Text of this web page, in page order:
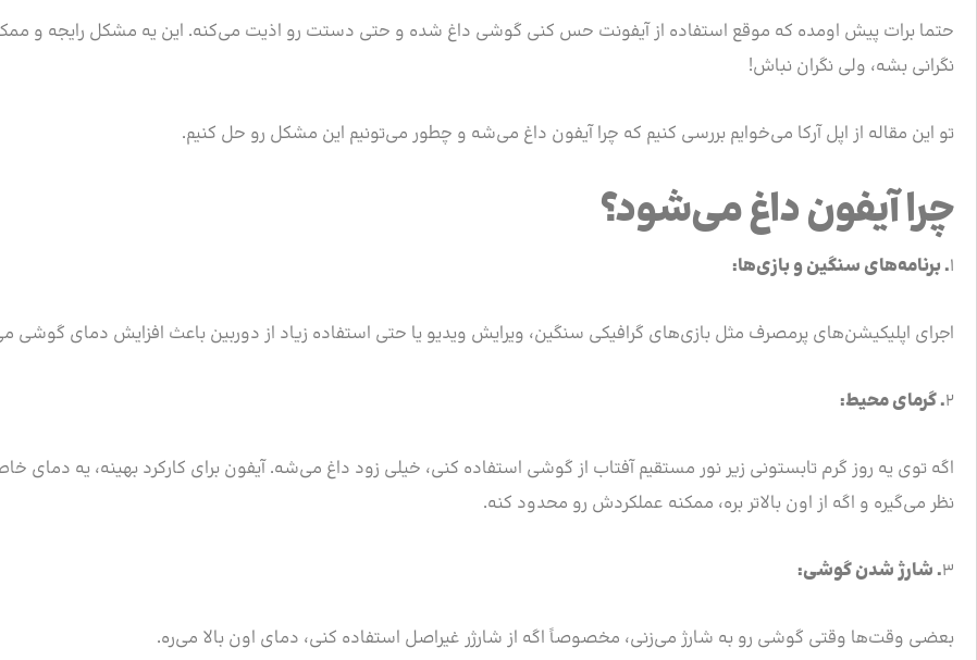
حتما برات پیش اومده که موقع استفاده از آیفونت حس کنی گوشی داغ شده و حتی دستت رو اذیت می‌کنه. این یه مشکل رایجه و
نگرانی بشه، ولی نگران نباش!
تو این مقاله از اپل آرکا می‌خوایم بررسی کنیم که چرا آیفون داغ می‌شه و چطور می‌تونیم این مشکل رو حل کنیم.
چرا آیفون داغ می‌شود؟
۱.برنامه‌های سنگین و بازی‌ها:
اجرای اپلیکیشن‌های پرمصرف مثل بازی‌های گرافیکی سنگین، ویرایش ویدیو یا حتی استفاده زیاد از دوربین باعث افزایش دمای گوشی
۲.گرمای محیط:
اگه توی یه روز گرم تابستونی زیر نور مستقیم آفتاب از گوشی استفاده کنی، خیلی زود داغ می‌شه. آیفون برای کارکرد بهینه، یه دمای
نظر می‌گیره و اگه از اون بالاتر بره، ممکنه عملکردش رو محدود کنه.
۳. شارژ شدن گوشی:
بعضی وقت‌ها وقتی گوشی رو به شارژ می‌زنی، مخصوصاً اگه از شارژر غیراصل استفاده کنی، دمای اون بالا می‌ره.